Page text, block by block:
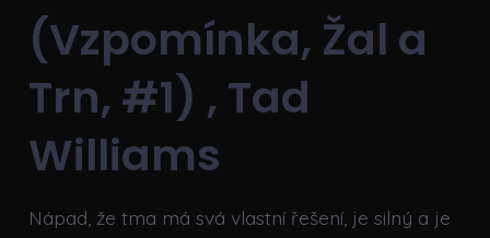
(Vzpomínka, Žal a
Trn, #1) , Tad
Williams
Nápad, že tma má svá vlastní řešení, je silný a je